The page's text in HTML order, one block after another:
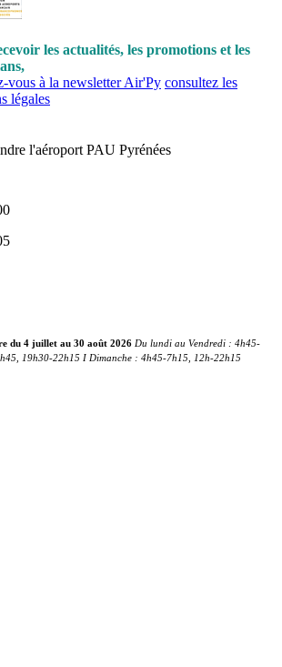
les actualités, les promotions et les
vous à la newsletter Air'Py consultez les
légales
l'aéroport PAU Pyrénées
du 4 juillet au 30 août 2026 Du lundi au Vendredi : 4h45-
19h30-22h15 I Dimanche : 4h45-7h15, 12h-22h15